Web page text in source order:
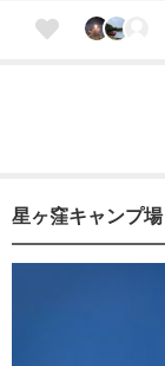
星ヶ窪キャンプ場